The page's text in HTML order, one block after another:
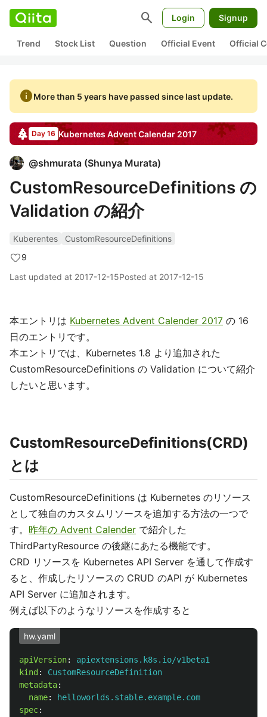
search Login Signup
Trend Stock List Question Official Event Official
infoMore than 5 years have passed since last update.
Day 16 Kubernetes Advent Calendar 2017
@shmurata (Shunya Murata)
CustomResourceDefinitions の
Validation の紹介
Kuberentes
CustomResourceDefinitions
9
Last updated at 2017-12-15Posted at 2017-12-15
本エントリは Kubernetes Advent Calender 2017 の 16
日のエントリです。
本エントリでは、Kubernetes 1.8 より追加された
CustomResourceDefinitions の Validation について紹介
したいと思います。
CustomResourceDefinitions(CRD)
とは
CustomResourceDefinitions は Kubernetes のリソース
として独自のカスタムリソースを追加する方法の一つで
す。 昨年の Advent Calender で紹介した
ThirdPartyResource の後継にあたる機能です。
CRD リソースを Kubernetes API Server を通して作成す
ると、作成したリソースの CRUD のAPI が Kubernetes
API Server に追加されます。
例えば以下のようなリソースを作成すると
hw.yaml
apiVersion:
apiextensions.k8s.io/v1beta1
kind :
CustomResourceDefinition
metadata:
name:
helloworlds.stable.example.com
spec: